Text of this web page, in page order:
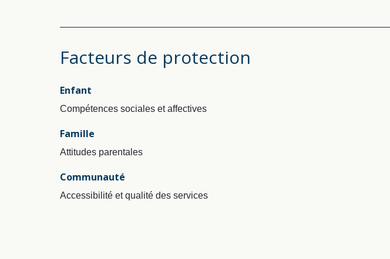
Facteurs de protection
Enfant
Compétences sociales et affectives
Famille
Attitudes parentales
Communauté
Accessibilité et qualité des services